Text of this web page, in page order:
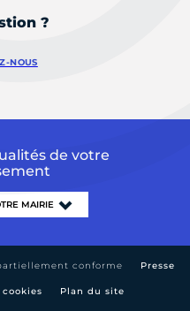
?
NOUS
de votre
conforme Presse
Plan du site